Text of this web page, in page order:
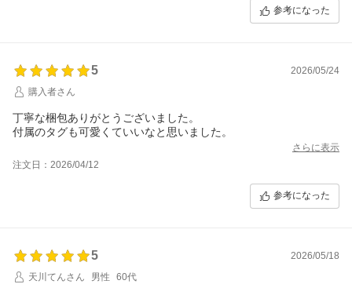
参考になった
5
2026/05/24
購入者さん
丁寧な梱包ありがとうございました。
付属のタグも可愛くていいなと思いました。
さらに表示
注文日：2026/04/12
参考になった
5
2026/05/18
天川てんさん
男性 60代